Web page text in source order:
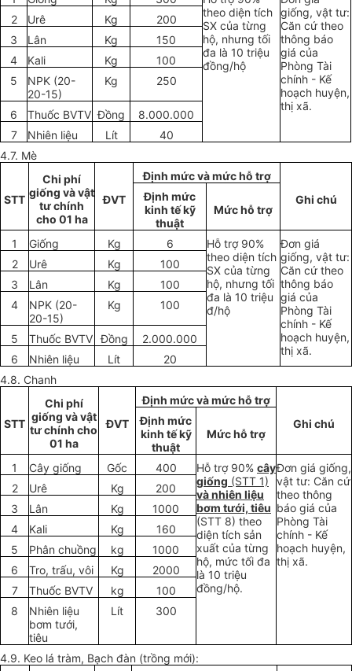
theo diện tích
SX của từng
hộ, nhưng tối
đa là 10 triệu
đồng/hộ
giống, vật tư:
Căn cứ theo
thông báo
giá của
Phòng Tài
chính - Kế
hoạch huyện,
thị xã.
2 Urê Kg
200
3
Lân Kg
150
4
Kali Kg
100
5
NPK (20-
20-15)
Kg 250
6 Thuốc BVTV Đồng
8.000.000
7
Nhiên liệu Lít
40
4.7. Mè
STT
Chi phí
giống và vật
tư chính
cho 01 ha
ĐVT
Định mức và mức hỗ trợ
Ghi chú
Định mức
kinh tế kỹ
thuật
Mức hỗ trợ
1 Giống Kg 6
Hỗ trợ 90%
theo diện tích
SX của từng
hộ, nhưng tối
đa là 10 triệu
đ/hộ
Đơn giá
giống, vật tư:
Căn cứ theo
thông báo
giá của
Phòng Tài
chính - Kế
hoạch huyện,
thị xã.
2 Urê Kg
100
3
Lân Kg
100
4
NPK (20-
20-15)
Kg 100
5 Thuốc BVTV Đồng
2.000.000
6
Nhiên liệu Lít
20
4.8. Chanh
STT
Chi phí
giống và vật
tư chính cho
01 ha
ĐVT
Định mức và mức hỗ trợ
Ghi chú
Định mức
kinh tế kỹ
thuật
Mức hỗ trợ
1 Cây giống Gốc 400 Hỗ trợ 90% cây
giống (STT 1)
và nhiên liệu
bơm tưới, tiêu
(STT 8) theo
diện tích sản
xuất của từng
hộ, mức tối đa
là 10 triệu
đồng/hộ.
Đơn giá giống,
vật tư: Căn cứ
theo thông
báo giá của
Phòng Tài
chính - Kế
hoạch huyện,
thị xã.
2 Urê Kg
200
3
Lân Kg
1000
4
Kali Kg
160
5
Phân chuồng kg
1000
6
Tro, trấu, vôi Kg
2000
7
Thuốc BVTV kg
100
8
Nhiên liệu
bơm tưới,
tiêu
Lít 300
4.9. Keo lá tràm, Bạch đàn (trồng mới):